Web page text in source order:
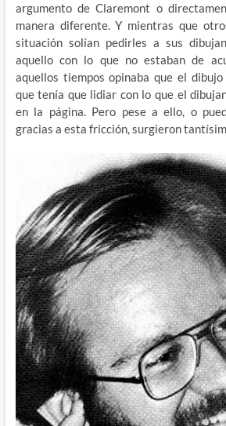
argumento de Claremont o
manera diferente. Y mientras que
situación solían pedirles a sus
aquello con lo que no estaban de
aquellos tiempos opinaba que el dibujo
que tenía que lidiar con lo que el
en la página. Pero pese a ello, o
gracias a esta fricción, surgieron